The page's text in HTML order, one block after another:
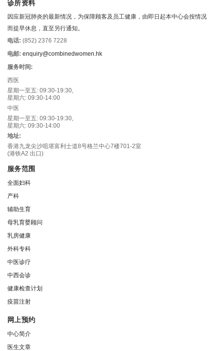
诊所资料
因应新冠肺炎的最新情况，为保障顾客及员工健康，由即日起本中心会按情况
而提早休息，直至另行通知。
电话: (852) 2376 7228
电邮: enquiry@combinedwomen.hk
服务时间:
西医
星期一至五: 09:30-19:30,
星期六: 09:30-14:00
中医
星期一至五: 09:30-19:30,
星期六: 09:30-14:00
地址:
香港九龙尖沙咀堪富利士道8号格兰中心7楼701-2室
(港铁A2 出口)
服务范围
全面妇科
产科
辅助生育
母乳育婴顾问
乳房健康
外科专科
中医诊疗
中西会诊
健康检查计划
疫苗注射
网上预约
中心简介
医生文章